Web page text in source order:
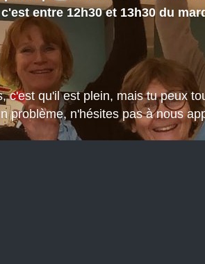
entre 12h30 et 13h30 du
c'est qu'il est plein, mais tu peux
problème, n'hésites pas à nous